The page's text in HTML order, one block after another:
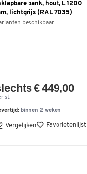
bank, hout, L 1200
lichtgrijs (RAL 7035)
beschikbaar
€ 449,00
st.
binnen 2 weken
Vergelijken Favorietenlijst